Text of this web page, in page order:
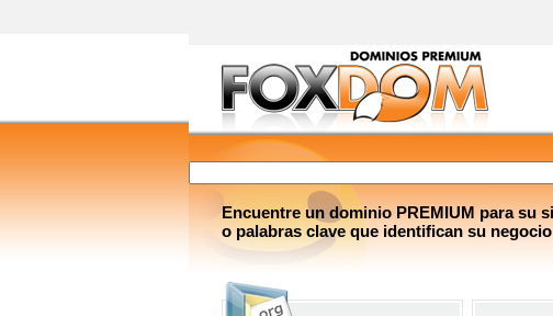
Encuentre un dominio PREMIUM para su
o palabras clave que identifican su